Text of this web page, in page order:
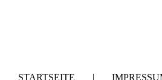
STARTSEITE |